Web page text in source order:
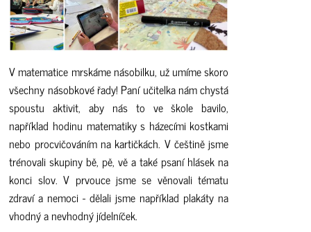
V matematice mrskáme násobilku, už umíme skoro
všechny násobkové řady! Paní učitelka nám chystá
spoustu aktivit, aby nás to ve škole bavilo,
například hodinu matematiky s házecími kostkami
nebo procvičováním na kartičkách. V češtině jsme
trénovali skupiny bě, pě, vě a také psaní hlásek na
konci slov. V prvouce jsme se věnovali tématu
zdraví a nemoci - dělali jsme například plakáty na
vhodný a nevhodný jídelníček.